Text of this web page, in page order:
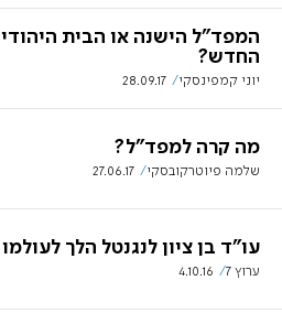
המפד"ל הישנה או הבית היהודי
החדש?
יוני קמפינסקי 28.09.17
מה קרה למפד"ל?
שלמה פיוטרקובסקי 27.06.17
עו"ד בן ציון לנגנטל הלך לעולמו
ערוץ 7 4.10.16